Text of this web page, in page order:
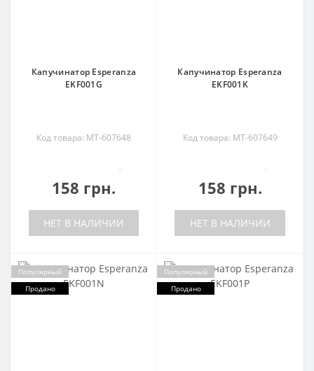
Капучинатор Esperanza
EKF001G
Код товара: MT-607648
158 грн.
НЕТ В НАЛИЧИИ
Капучинатор Esperanza
EKF001K
Код товара: MT-607649
158 грн.
НЕТ В НАЛИЧИИ
Популярный
Продано
Популярный
Продано